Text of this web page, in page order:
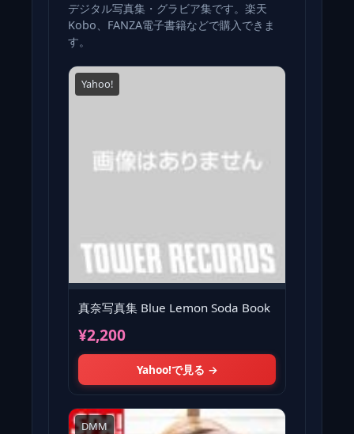
デジタル写真集・グラビア集です。楽天
Kobo、FANZA電子書籍などで購入できま
す。
Yahoo!
真奈写真集 Blue Lemon Soda Book
¥2,200
Yahoo!で見る →
DMM